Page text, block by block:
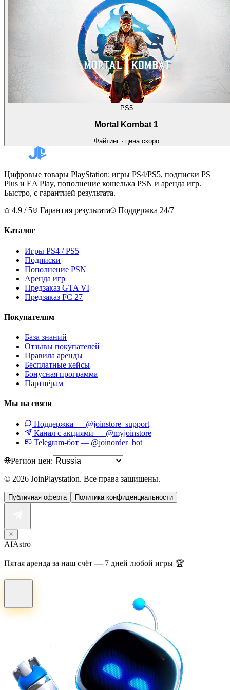
PS5
Mortal Kombat 1
Файтинг· цена скоро
Цифровые товары PlayStation: игры PS4/PS5, подписки PS
Plus и EA Play, пополнение кошелька PSN и аренда игр.
Быстро, с гарантией результата.
4.9 / 5
Гарантия результата Поддержка 24/7
Каталог
Игры PS4 / PS5
Подписки
Пополнение PSN
Аренда игр
Предзаказ GTA VI
Предзаказ FC 27
Покупателям
База знаний
Отзывы покупателей
Правила аренды
Бесплатные кейсы
Бонусная программа
Партнёрам
Мы на связи
Поддержка — @joinstore_support
Канал с акциями — @myjoinstore
Telegram-бот — @joinorder_bot
Регион цен:
© 2026 JoinPlaystation. Все права защищены.
Публичная оферта Политика конфиденциальности
AIAstro
Пятая аренда за наш счёт — 7 дней любой игры 🏆